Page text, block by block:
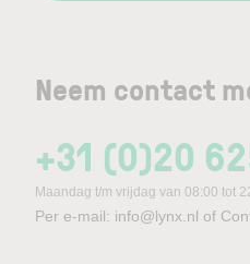
Neem contact
+31 (0)20
Maandag t/m vrijdag van 08:00 tot
Per e-mail: info@lynx.nl of